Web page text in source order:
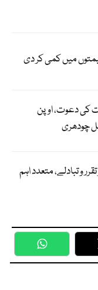
میں کمی کر دی
کی دعوت، اوپن
چودھری
و تبادلے، متعدد اہم
WhatsApp